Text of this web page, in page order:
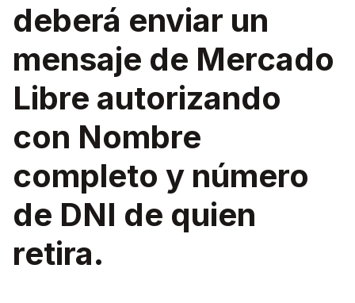
deberá enviar un
mensaje de Mercado
Libre autorizando
con Nombre
completo y número
de DNI de quien
retira.